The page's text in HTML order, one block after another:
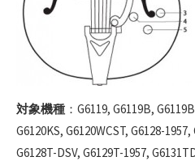
対象機種 ：G6119, G6119B,
G6120KS, G6120WCST, G6128-
G6128T-DSV, G6129T-1957,